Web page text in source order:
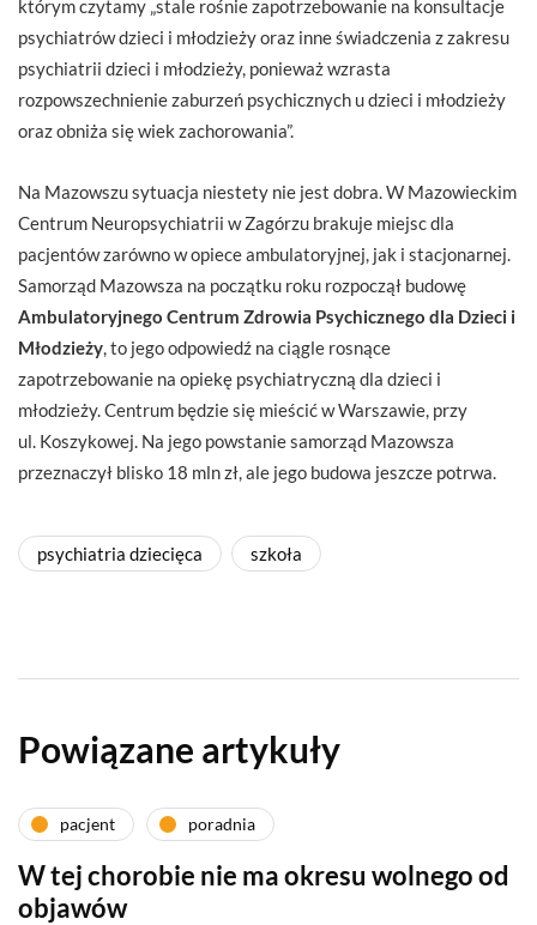
którym czytamy „stale rośnie zapotrzebowanie na konsultacje
psychiatrów dzieci i młodzieży oraz inne świadczenia z zakresu
psychiatrii dzieci i młodzieży, ponieważ wzrasta
rozpowszechnienie zaburzeń psychicznych u dzieci i młodzieży
oraz obniża się wiek zachorowania”.
Na Mazowszu sytuacja niestety nie jest dobra. W Mazowieckim
Centrum Neuropsychiatrii w Zagórzu brakuje miejsc dla
pacjentów zarówno w opiece ambulatoryjnej, jak i stacjonarnej.
Samorząd Mazowsza na początku roku rozpoczął budowę
Ambulatoryjnego Centrum Zdrowia Psychicznego dla Dzieci i
Młodzieży , to jego odpowiedź na ciągle rosnące
zapotrzebowanie na opiekę psychiatryczną dla dzieci i
młodzieży. Centrum będzie się mieścić w Warszawie, przy
ul. Koszykowej. Na jego powstanie samorząd Mazowsza
przeznaczył blisko 18 mln zł, ale jego budowa jeszcze potrwa.
psychiatria dziecięca szkoła
Powiązane artykuły
pacjent poradnia
W tej chorobie nie ma okresu wolnego od
objawów